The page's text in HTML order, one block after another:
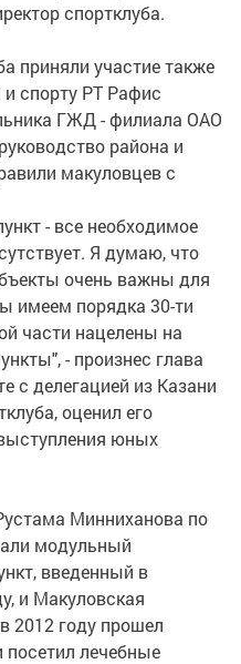
спортклуба.
приняли участие также
спорту РТ Рафис
ГЖД - филиала ОАО
района и
макуловцев с
- все необходимое
Я думаю, что
очень важны для
имеем порядка 30-ти
части нацелены на
- произнес глава
с делегацией из Казани
оценил его
юных
Минниханова по
модульный
введенный в
и Макуловская
2012 году прошел
посетил лечебные